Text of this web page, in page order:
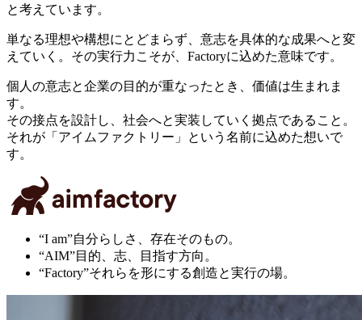
と考えています。
単なる理想や構想にとどまらず、意志を具体的な成果へと変
えていく。その実行力こそが、Factoryに込めた意味です。
個人の意志と企業の目的が重なったとき、価値は生まれま
す。
その接点を設計し、社会へと実装していく拠点であること。
それが「アイムファクトリー」という名前に込めた想いで
す。
“I am”自分らしさ、存在そのもの。
“AIM”目的、志、目指す方向。
“Factory”それらを形にする創造と実行の場。